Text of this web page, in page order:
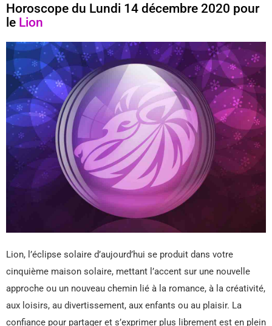
Horoscope du Lundi 14 décembre 2020 pour
le Lion
Lion, l’éclipse solaire d’aujourd’hui se produit dans votre
cinquième maison solaire, mettant l’accent sur une nouvelle
approche ou un nouveau chemin lié à la romance, à la créativité,
aux loisirs, au divertissement, aux enfants ou au plaisir. La
confiance pour partager et s’exprimer plus librement est en plein